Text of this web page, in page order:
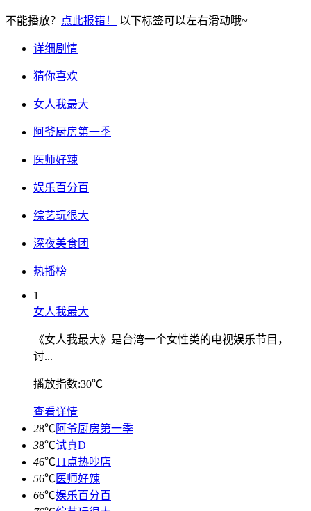
不能播放？ 点此报错！ 以下标签可以左右滑动哦~
详细剧情
猜你喜欢
女人我最大
阿爷厨房第一季
医师好辣
娱乐百分百
综艺玩很大
深夜美食团
热播榜
1
女人我最大
《女人我最大》是台湾一个女性类的电视娱乐节目，
讨...
播放指数:30℃
查看详情
28℃阿爷厨房第一季
38℃试真D
46℃11点热吵店
56℃医师好辣
66℃娱乐百分百